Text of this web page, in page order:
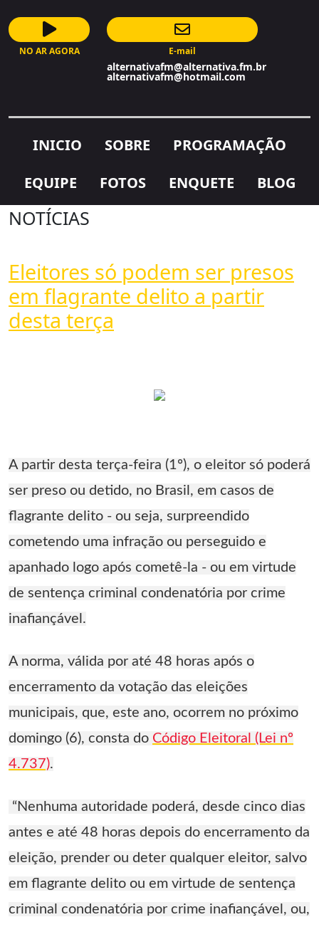
NO AR AGORA
AutoDJ
E-mail
alternativafm@alternativa.fm.br
alternativafm@hotmail.com
INICIO SOBRE
PROGRAMAÇÃO
EQUIPE
FOTOS ENQUETE BLOG
NOTÍCIAS
Eleitores só podem ser presos
em flagrante delito a partir
desta terça
A partir desta terça-feira (1º), o eleitor só poderá
ser preso ou detido, no Brasil, em casos de
flagrante delito - ou seja, surpreendido
cometendo uma infração ou perseguido e
apanhado logo após cometê-la - ou em virtude
de sentença criminal condenatória por crime
inafiançável.
A norma, válida por até 48 horas após o
encerramento da votação das eleições
municipais, que, este ano, ocorrem no próximo
domingo (6), consta do Código Eleitoral (Lei nº
4.737).
“Nenhuma autoridade poderá, desde cinco dias
antes e até 48 horas depois do encerramento da
eleição, prender ou deter qualquer eleitor, salvo
em flagrante delito ou em virtude de sentença
criminal condenatória por crime inafiançável, ou,